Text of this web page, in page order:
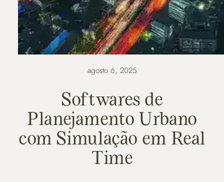
agosto 6, 2025
Softwares de
Planejamento Urbano
com Simulação em Real
Time